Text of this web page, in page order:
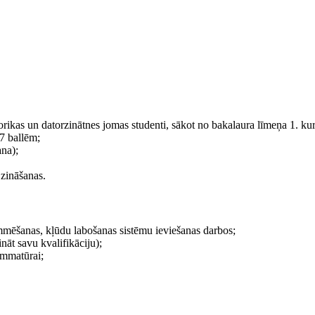
un datorzinātnes jomas studenti, sākot no bakalaura līmeņa 1.
ballēm;
kļūdu labošanas sistēmu ieviešanas darbos;
savu kvalifikāciju);